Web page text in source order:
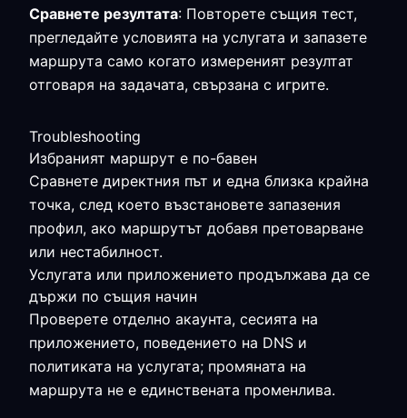
Сравнете резултата: Повторете същия тест,
прегледайте условията на услугата и запазете
маршрута само когато измереният резултат
отговаря на задачата, свързана с игрите.
Troubleshooting
Избраният маршрут е по-бавен
Сравнете директния път и една близка крайна
точка, след което възстановете запазения
профил, ако маршрутът добавя претоварване
или нестабилност.
Услугата или приложението продължава да се
държи по същия начин
Проверете отделно акаунта, сесията на
приложението, поведението на DNS и
политиката на услугата; промяната на
маршрута не е единствената променлива.